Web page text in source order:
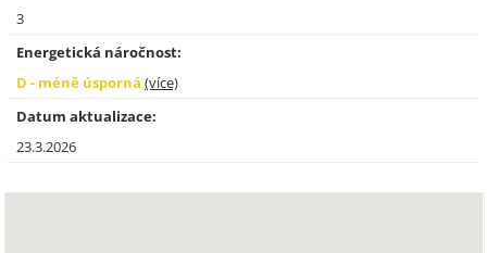
3
Energetická náročnost:
D - méně úsporná (více)
Datum aktualizace:
23.3.2026